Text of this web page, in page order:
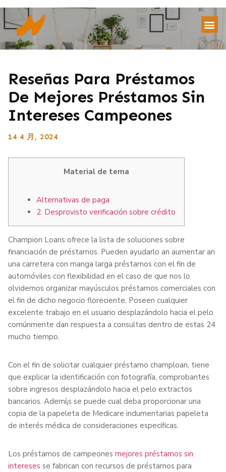
Reseñas Para Préstamos
De Mejores Préstamos Sin
Intereses Campeones
14 4 月, 2024
Material de tema
Alternativas de paga
2. Desprovisto verificación sobre crédito
Champion Loans ofrece la lista de soluciones sobre
financiación de préstamos. Pueden ayudarlo an aumentar an
una carretera con manga larga préstamos con el fin de
automóviles con flexibilidad en el caso de que nos lo
olvidemos organizar mayúsculos préstamos comerciales con
el fin de dicho negocio floreciente. Poseen cualquier
excelente trabajo en el usuario desplazándolo hacia el pelo
comúnmente dan respuesta a consultas dentro de estas 24
mucho tiempo.
Con el fin de solicitar cualquier préstamo champloan, tiene
que explicar la identificación con fotografía, comprobantes
sobre ingresos desplazándolo hacia el pelo extractos
bancarios. Ademí¡s se puede cual deba proporcionar una
copia de la papeleta de Medicare indumentarias papeleta
de interés médica de consideraciones específicas.
Los préstamos de campeones mejores préstamos sin
intereses se fabrican con recursos de préstamos para